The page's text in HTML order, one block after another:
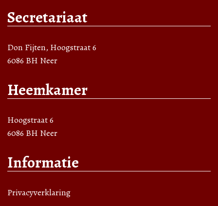
Secretariaat
Don Fijten, Hoogstraat 6
6086 BH Neer
Heemkamer
Hoogstraat 6
6086 BH Neer
Informatie
Privacyverklaring